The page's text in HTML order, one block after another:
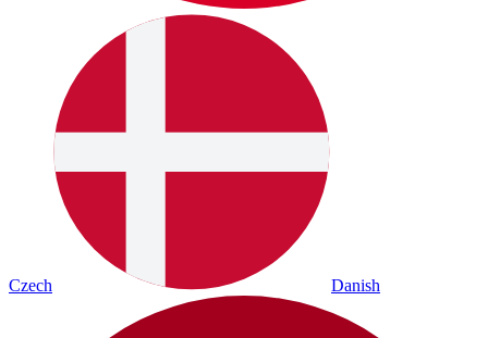
Czech Danish